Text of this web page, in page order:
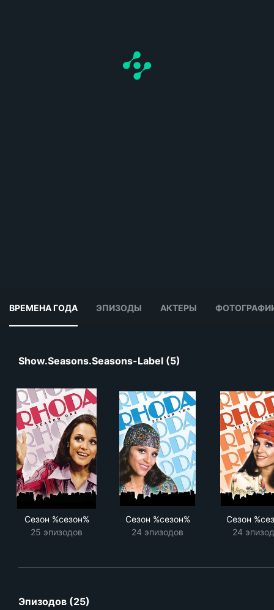
ВРЕМЕНА ГОДА ЭПИЗОДЫ АКТЕРЫ
Show.seasons.seasons-Label (5)
Сезон %сезон%
25 эпизодов
Сезон %сезон%
24 эпизодов
Сезон
24
Эпизодов (25)